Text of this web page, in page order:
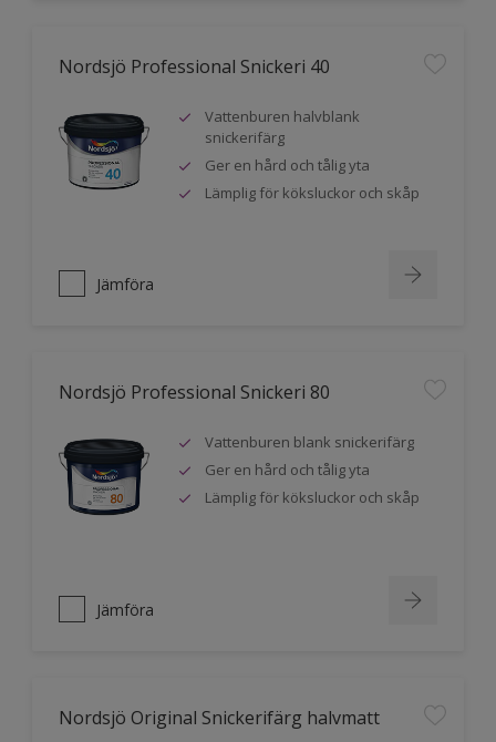
Nordsjö Professional Snickeri 40
Vattenburen halvblank
snickerifärg
Ger en hård och tålig yta
Lämplig för köksluckor och skåp
Jämföra
Nordsjö Professional Snickeri 80
Vattenburen blank snickerifärg
Ger en hård och tålig yta
Lämplig för köksluckor och skåp
Jämföra
Nordsjö Original Snickerifärg halvmatt